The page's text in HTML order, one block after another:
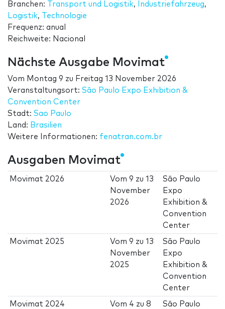
Branchen: Transport und Logistik, Industriefahrzeug,
Logistik,
Technologie
Frequenz: anual
Reichweite: Nacional
Nächste Ausgabe Movimat
Vom Montag 9 zu Freitag 13 November 2026
Veranstaltungsort: São Paulo Expo Exhibition &
Convention Center
Stadt: Sao Paulo
Land: Brasilien
Weitere Informationen: fenatran.com.br
Ausgaben Movimat
Movimat 2026 Vom9 zu13
November
2026
São Paulo
Expo
Exhibition &
Convention
Center
Movimat 2025 Vom9 zu13
November
2025
São Paulo
Expo
Exhibition &
Convention
Center
Movimat 2024 Vom 4 zu8
São Paulo